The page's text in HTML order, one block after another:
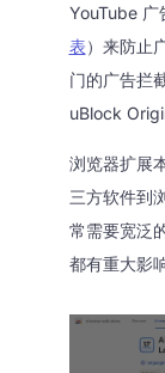
YouTube 广
表）来防止
门的广告拦
uBlock
浏览器扩展
三方软件到
常需要宽泛
都有重大影响